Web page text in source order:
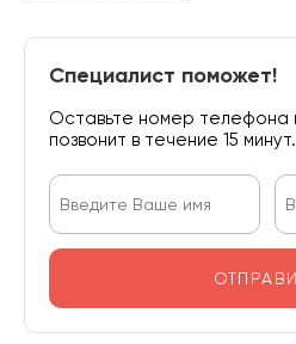
Специалист поможет!
Оставьте номер телефона
позвонит в течение 15 минут.